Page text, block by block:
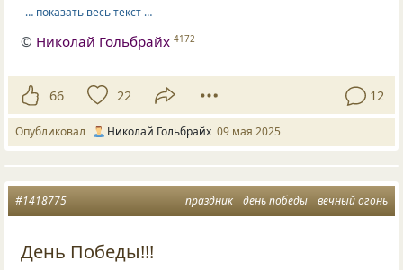
… показать весь текст …
© Николай Гольбрайх 4172
66 22 12
Опубликовал Николай Гольбрайх 09 мая 2025
праздник день победы вечный огонь
#1418775
День Победы!!!